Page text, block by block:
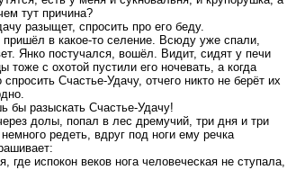
тут причина?
разыщет, спросить про его беду.
в какое-то селение. Всюду уже спали,
Янко постучался, вошёл. Видит, сидят у печи
с охотой пустили его ночевать, а когда
Счастье-Удачу, отчего никто не берёт их
бы разыскать Счастье-Удачу!
долы, попал в лес дремучий, три дня и три
редеть, вдруг под ноги ему речка
где испокон веков нога человеческая не ступала,